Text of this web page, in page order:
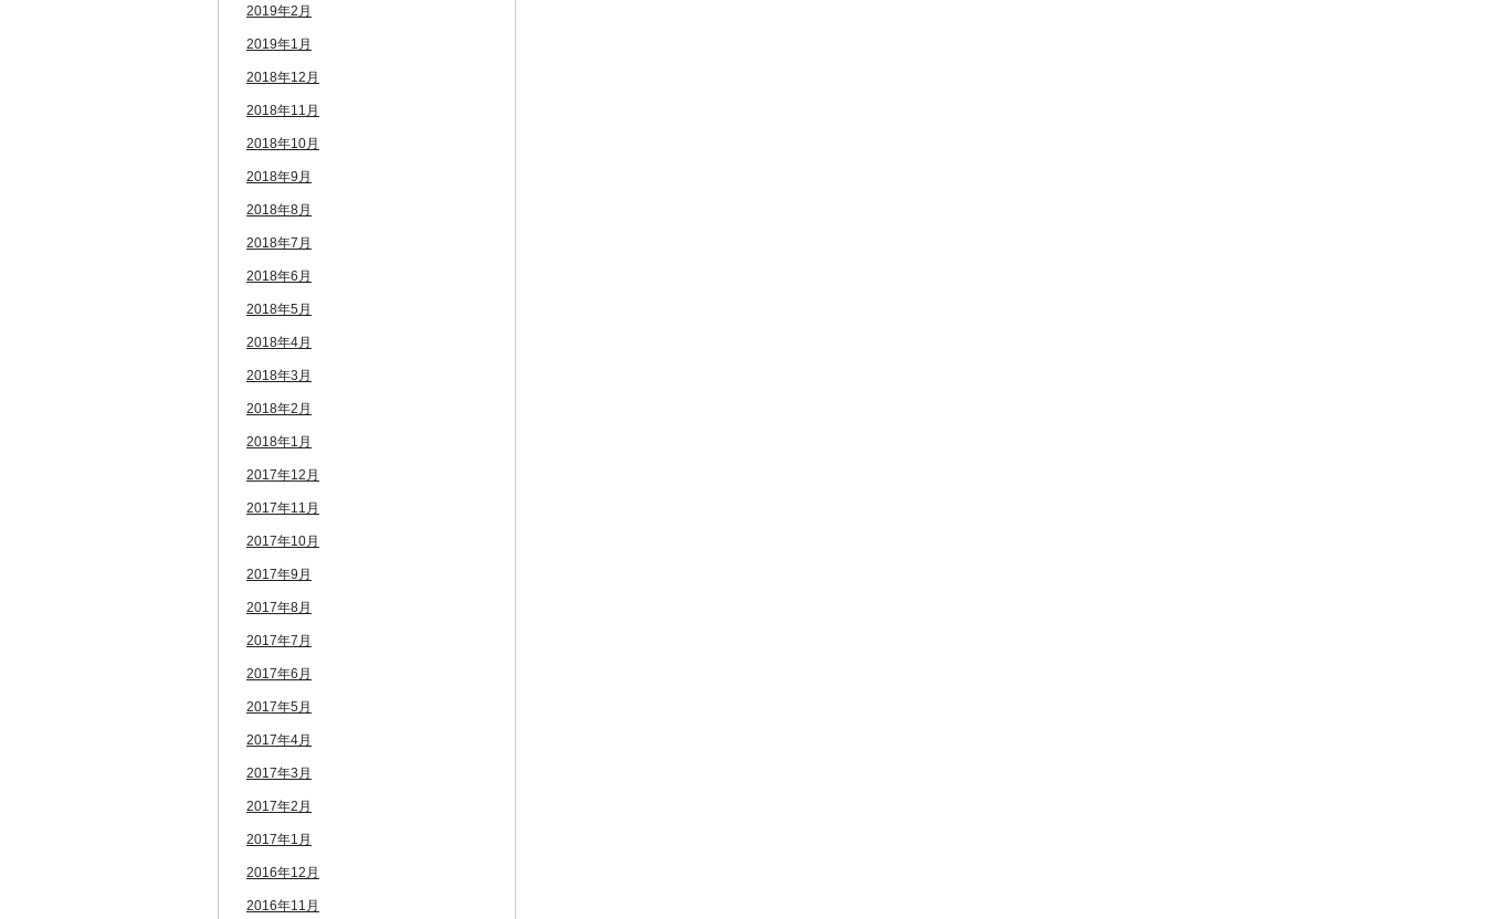
2019年2月
2019年1月
2018年12月
2018年11月
2018年10月
2018年9月
2018年8月
2018年7月
2018年6月
2018年5月
2018年4月
2018年3月
2018年2月
2018年1月
2017年12月
2017年11月
2017年10月
2017年9月
2017年8月
2017年7月
2017年6月
2017年5月
2017年4月
2017年3月
2017年2月
2017年1月
2016年12月
2016年11月